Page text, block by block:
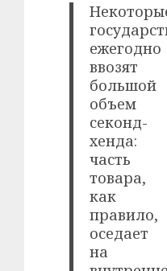
ежегодно
ввозят
большой
объем
секонд-
хенда:
часть
товара,
как
правило,
оседает
на